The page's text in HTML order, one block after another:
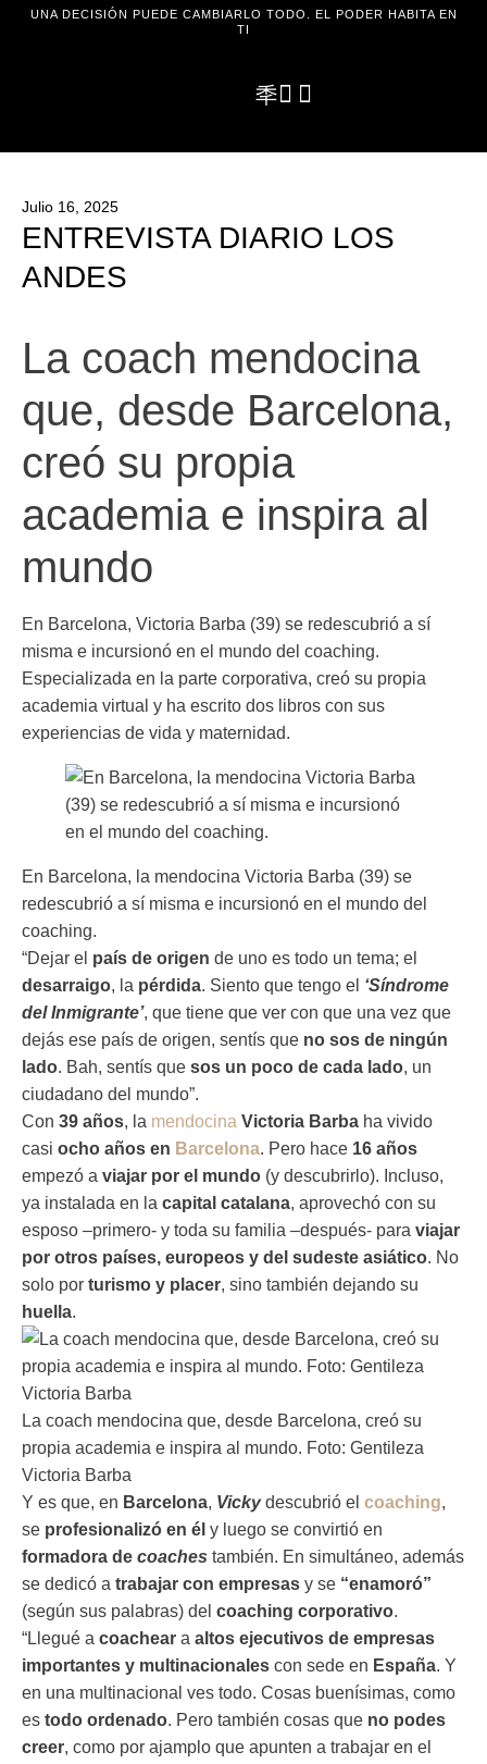
UNA DECISIÓN PUEDE CAMBIARLO TODO. EL PODER HABITA EN
TI
Julio 16, 2025
ENTREVISTA DIARIO LOS
ANDES
La coach mendocina
que, desde Barcelona,
creó su propia
academia e inspira al
mundo
En Barcelona, Victoria Barba (39) se redescubrió a sí
misma e incursionó en el mundo del coaching.
Especializada en la parte corporativa, creó su propia
academia virtual y ha escrito dos libros con sus
experiencias de vida y maternidad.
En Barcelona, la mendocina Victoria Barba (39) se
redescubrió a sí misma e incursionó en el mundo del
coaching.
“Dejar el país de origen de uno es todo un tema; el
desarraigo, la pérdida. Siento que tengo el ‘Síndrome
del Inmigrante’, que tiene que ver con que una vez que
dejás ese país de origen, sentís que no sos de ningún
lado. Bah, sentís que sos un poco de cada lado, un
ciudadano del mundo”.
Con 39 años, la mendocina Victoria Barba ha vivido
casi ocho años en Barcelona. Pero hace 16 años
empezó a viajar por el mundo (y descubrirlo). Incluso,
ya instalada en la capital catalana, aprovechó con su
esposo –primero- y toda su familia –después- para viajar
por otros países, europeos y del sudeste asiático. No
solo por turismo y placer, sino también dejando su
huella.
La coach mendocina que, desde Barcelona, creó su
propia academia e inspira al mundo. Foto: Gentileza
Victoria Barba
Y es que, en Barcelona, Vickydescubrió el coaching,
se profesionalizó en él y luego se convirtió en
formadora de coaches también. En simultáneo, además
se dedicó a trabajar con empresas y se “enamoró”
(según sus palabras) del coaching corporativo.
“Llegué a coachear a altos ejecutivos de empresas
importantes y multinacionales con sede en España. Y
en una multinacional ves todo. Cosas buenísimas, como
es todo ordenado. Pero también cosas que no podes
creer, como por ajamplo que apunten a trabajar en el